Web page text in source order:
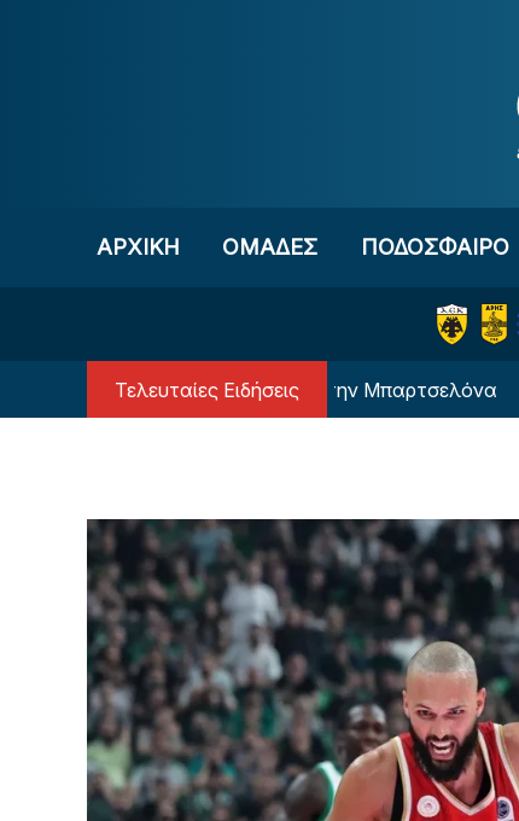
ΑΡΧΙΚΗ OΜΑΔΕΣ ΠΟΔΟΣΦΑΙΡΟ
Τελευταίες Ειδήσεις
Ο Μέσι… επιστρέφει στην Μπαρτσελόνα